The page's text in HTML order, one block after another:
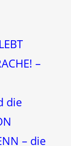
–
die
– die